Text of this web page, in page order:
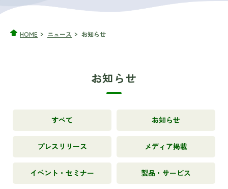
HOME ニュース お知らせ
お知らせ
すべて お知らせ
プレスリリース メディア掲載
イベント・セミナー 製品・サービス